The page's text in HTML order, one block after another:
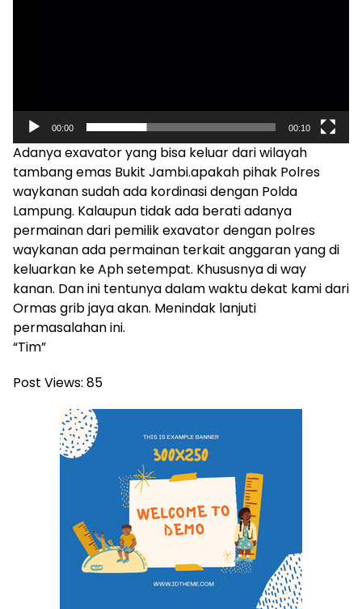
00:00 00:10
Adanya exavator yang bisa keluar dari wilayah
tambang emas Bukit Jambi.apakah pihak Polres
waykanan sudah ada kordinasi dengan Polda
Lampung. Kalaupun tidak ada berati adanya
permainan dari pemilik exavator dengan polres
waykanan ada permainan terkait anggaran yang di
keluarkan ke Aph setempat. Khususnya di way
kanan. Dan ini tentunya dalam waktu dekat kami dari
Ormas grib jaya akan. Menindak lanjuti
permasalahan ini.
“Tim”
Post Views: 85